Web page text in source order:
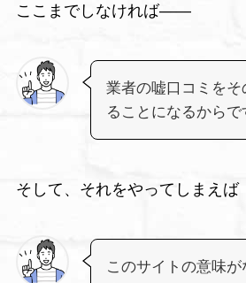
ここまでしなければ――
業者の嘘口コミをそ
ることになるからで
そして、それをやってしまえば
このサイトの意味が